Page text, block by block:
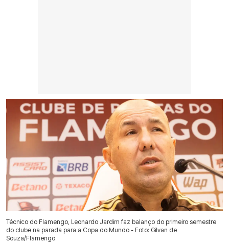
Técnico do Flamengo, Leonardo Jardim faz balanço do primeiro semestre
do clube na parada para a Copa do Mundo - Foto: Gilvan de
Souza/Flamengo